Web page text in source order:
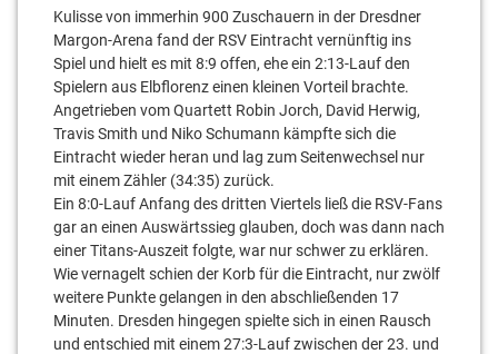
Kulisse von immerhin 900 Zuschauern in der Dresdner
Margon-Arena fand der RSV Eintracht vernünftig ins
Spiel und hielt es mit 8:9 offen, ehe ein 2:13-Lauf den
Spielern aus Elbflorenz einen kleinen Vorteil brachte.
Angetrieben vom Quartett Robin Jorch, David Herwig,
Travis Smith und Niko Schumann kämpfte sich die
Eintracht wieder heran und lag zum Seitenwechsel nur
mit einem Zähler (34:35) zurück.
Ein 8:0-Lauf Anfang des dritten Viertels ließ die RSV-Fans
gar an einen Auswärtssieg glauben, doch was dann nach
einer Titans-Auszeit folgte, war nur schwer zu erklären.
Wie vernagelt schien der Korb für die Eintracht, nur zwölf
weitere Punkte gelangen in den abschließenden 17
Minuten. Dresden hingegen spielte sich in einen Rausch
und entschied mit einem 27:3-Lauf zwischen der 23. und